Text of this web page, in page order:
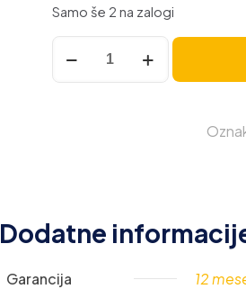
Samo še 2 na zalogi
Baterija
za
Motorola
mAh
Dodatne
Garancija
12